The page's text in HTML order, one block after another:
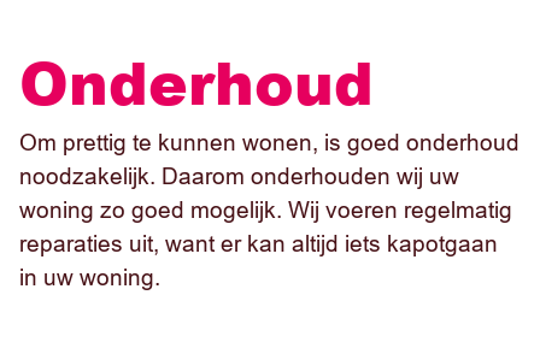
Onderhoud
Om prettig te kunnen wonen, is goed onderhoud
noodzakelijk. Daarom onderhouden wij uw
woning zo goed mogelijk. Wij voeren regelmatig
reparaties uit, want er kan altijd iets kapotgaan
in uw woning.